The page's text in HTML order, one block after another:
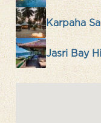
Karpaha
Jasri Bay